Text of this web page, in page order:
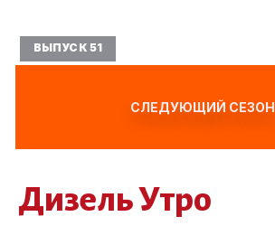
ВЫПУСК 51
СЛЕДУЮЩИЙ СЕЗОН
Дизель Утро